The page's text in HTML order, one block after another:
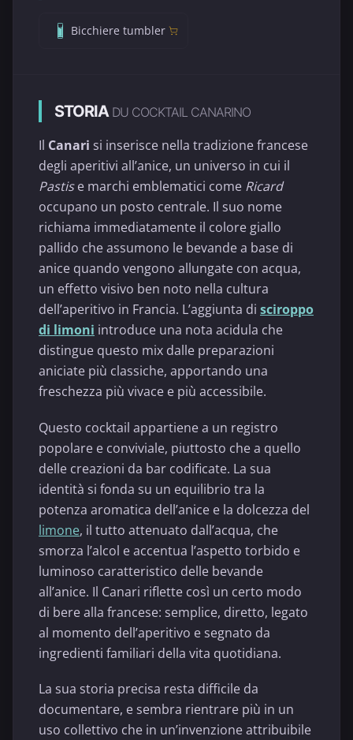
Bicchiere tumbler
STORIA DU COCKTAIL CANARINO
Il Canari si inserisce nella tradizione francese
degli aperitivi all’anice, un universo in cui il
Pastise marchi emblematici come Ricard
occupano un posto centrale. Il suo nome
richiama immediatamente il colore giallo
pallido che assumono le bevande a base di
anice quando vengono allungate con acqua,
un effetto visivo ben noto nella cultura
dell’aperitivo in Francia. L’aggiunta di sciroppo
di limoni introduce una nota acidula che
distingue questo mix dalle preparazioni
aniciate più classiche, apportando una
freschezza più vivace e più accessibile.
Questo cocktail appartiene a un registro
popolare e conviviale, piuttosto che a quello
delle creazioni da bar codificate. La sua
identità si fonda su un equilibrio tra la
potenza aromatica dell’anice e la dolcezza del
limone, il tutto attenuato dall’acqua, che
smorza l’alcol e accentua l’aspetto torbido e
luminoso caratteristico delle bevande
all’anice. Il Canari riflette così un certo modo
di bere alla francese: semplice, diretto, legato
al momento dell’aperitivo e segnato da
ingredienti familiari della vita quotidiana.
La sua storia precisa resta difficile da
documentare, e sembra rientrare più in un
uso collettivo che in un’invenzione attribuibile